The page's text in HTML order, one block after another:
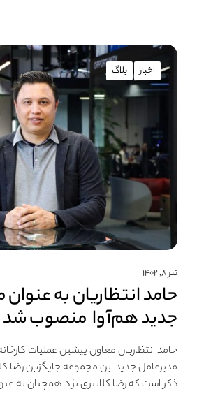
اخبار بلاگ
تیر ۸, ۱۴۰۲
حامد انتظاریان به عنوان
جدید هم‌آوا منصوب شد
حامد انتظاریان معاون پیشین عملیات
مدیرعامل جدید این مجموعه جایگزین رضا
ذکر است که رضا کلانتری نژاد همچنان به